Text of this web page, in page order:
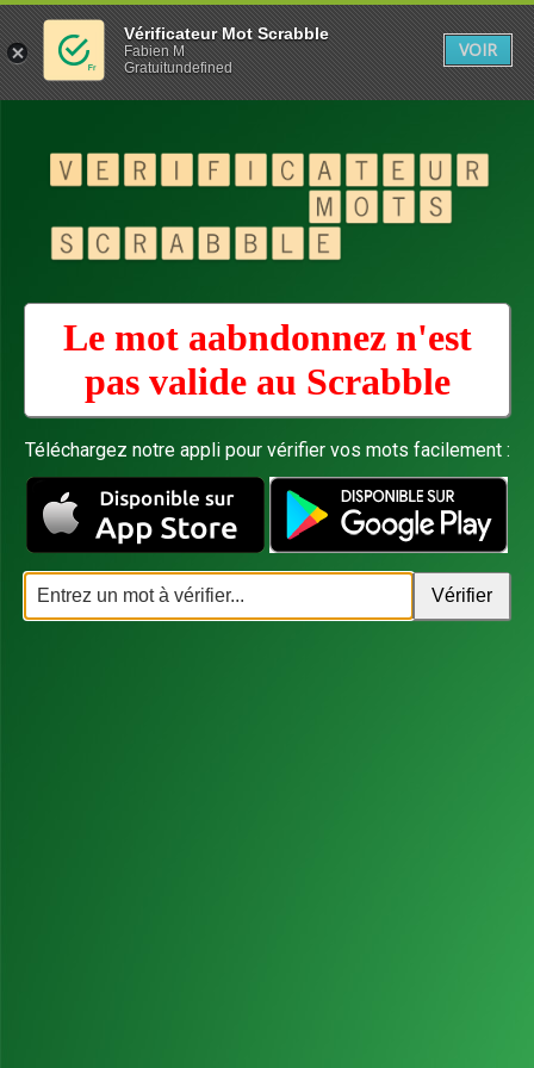
Le mot aabndonnez n'est
pas valide au Scrabble
Téléchargez notre appli pour vérifier vos mots facilement :
Vérificateur Mot Scrabble
Fabien M
Gratuitundefined
VOIR